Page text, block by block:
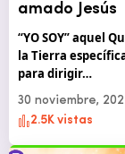
amado Jesús
“YO SOY” aquel
la Tierra
para dirigir…
30 noviembre,
2.5K vistas